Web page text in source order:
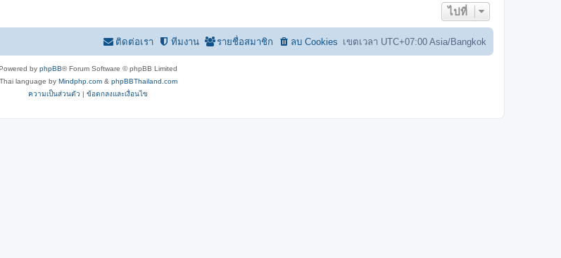
ไปที่
เขตเวลา UTC+07:00 Asia/Bangkok
ลบ Cookies
รายชื่อสมาชิก
ทีมงาน
ติดต่อเรา
by phpBB® Forum Software © phpBB Limited
Thai language by Mindphp.com& phpBBThailand.com
ความเป็นส่วนตัว | ข้อตกลงและเงื่อนไข